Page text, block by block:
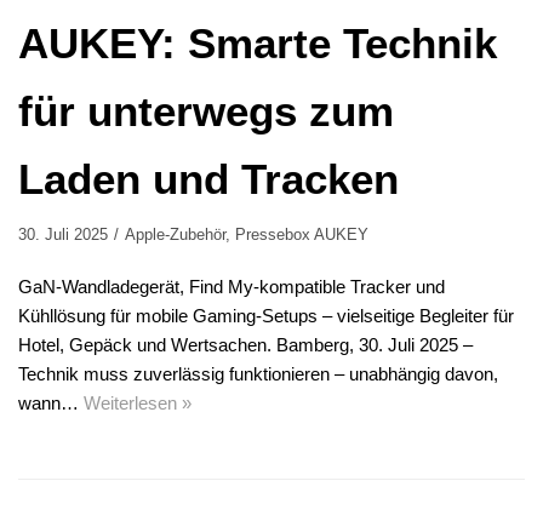
AUKEY: Smarte Technik
für unterwegs zum
Laden und Tracken
30. Juli 2025 Apple-Zubehör, Pressebox AUKEY
GaN-Wandladegerät, Find My-kompatible Tracker und
Kühllösung für mobile Gaming-Setups – vielseitige Begleiter für
Hotel, Gepäck und Wertsachen. Bamberg, 30. Juli 2025 –
Technik muss zuverlässig funktionieren – unabhängig davon,
wann… Weiterlesen »